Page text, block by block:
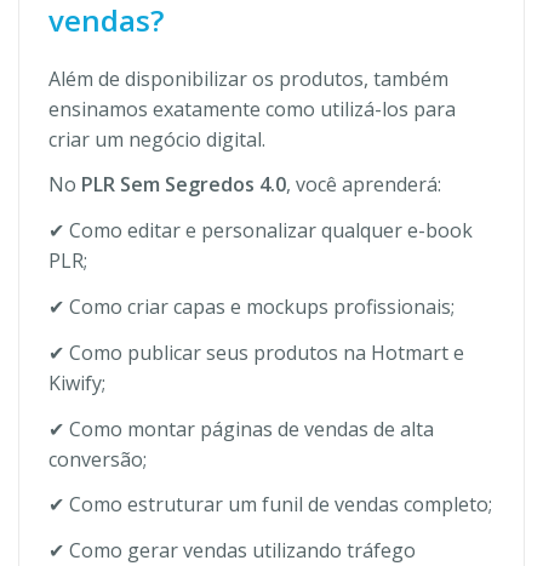
vendas?
Além de disponibilizar os produtos, também
ensinamos exatamente como utilizá-los para
criar um negócio digital.
No PLR Sem Segredos 4.0, você aprenderá:
✔ Como editar e personalizar qualquer e-book
PLR;
✔ Como criar capas e mockups profissionais;
✔ Como publicar seus produtos na Hotmart e
Kiwify;
✔ Como montar páginas de vendas de alta
conversão;
✔ Como estruturar um funil de vendas completo;
✔ Como gerar vendas utilizando tráfego